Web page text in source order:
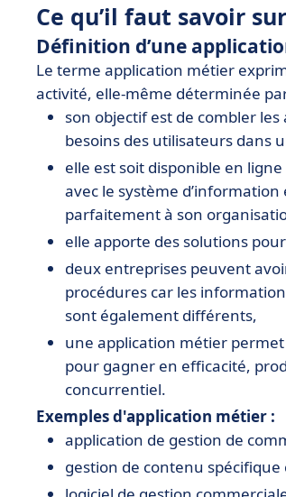
Ce qu’il faut savoir
Définition d’une
Le terme application métier
activité, elle-même déterminée
son objectif est de combler
besoins des utilisateurs dans
elle est soit disponible en
avec le système
parfaitement à son
elle apporte des solutions
deux entreprises peuvent
procédures car les
sont également différents,
une application métier
pour gagner en efficacité,
concurrentiel.
Exemples d'application métier :
application de gestion de
gestion de contenu